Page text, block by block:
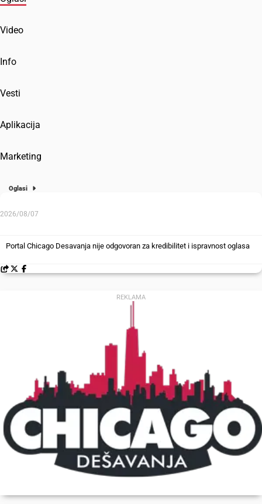
Video
Info
Vesti
Aplikacija
Marketing
Oglasi
Portal Chicago Desavanja nije odgovoran za kredibilitet i ispravnost oglasa
2026/08/07
REKLAMA